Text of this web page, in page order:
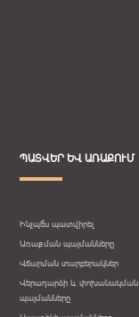
ՊԱՏՎԵՐ ԵՎ ԱՌԱՔՈՒՄ
Ինչպե՞ս պատվիրել
Առաքման պայմանները
Վճարման տարբերակներ
Վերադարձի և փոխանակման
պայմանները